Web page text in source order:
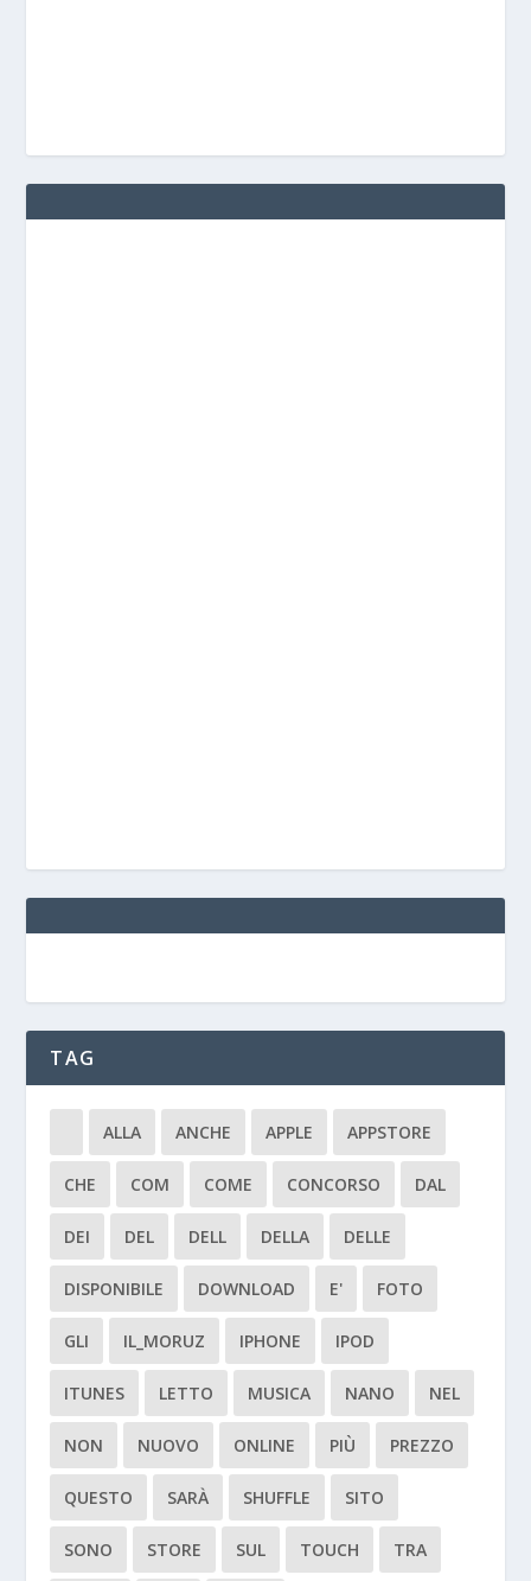
TAG
ALLA ANCHE APPLE APPSTORE
CHE COM COME CONCORSO DAL
DEI DEL DELL DELLA DELLE
DISPONIBILE DOWNLOAD E' FOTO
GLI IL_MORUZ IPHONE IPOD
ITUNES LETTO MUSICA NANO NEL
NON NUOVO ONLINE PIÙ PREZZO
QUESTO SARÀ SHUFFLE SITO
SONO STORE SUL TOUCH TRA